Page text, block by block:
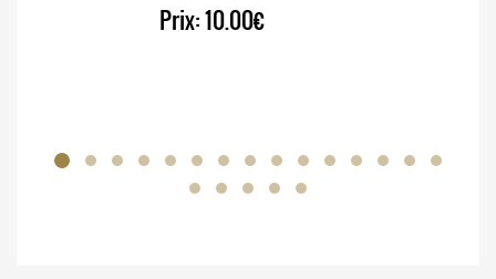
Prix:10.00€